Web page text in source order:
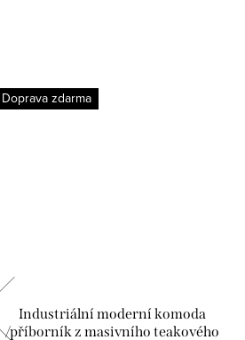
Doprava zdarma
Industriální moderní komoda
/příborník z masivního teakového